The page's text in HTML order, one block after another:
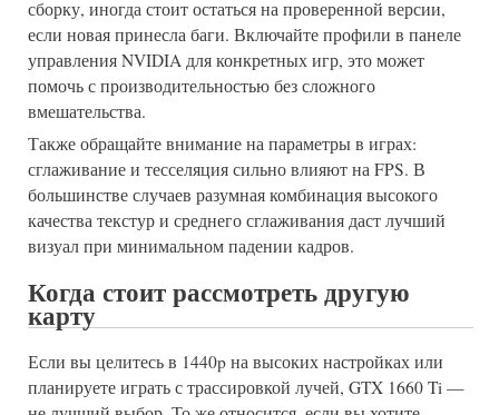
сборку, иногда стоит остаться на проверенной версии,
если новая принесла баги. Включайте профили в панеле
управления NVIDIA для конкретных игр, это может
помочь с производительностью без сложного
вмешательства.
Также обращайте внимание на параметры в играх:
сглаживание и тесселяция сильно влияют на FPS. В
большинстве случаев разумная комбинация высокого
качества текстур и среднего сглаживания даст лучший
визуал при минимальном падении кадров.
Когда стоит рассмотреть другую
карту
Если вы целитесь в 1440p на высоких настройках или
планируете играть с трассировкой лучей, GTX 1660 Ti —